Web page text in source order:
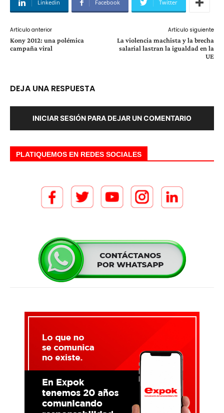
Linkedin Facebook Twitter
Artículo anterior
Kony 2012: una polémica
campaña viral
Artículo siguiente
La violencia machista y la brecha
salarial lastran la igualdad en la
UE
DEJA UNA RESPUESTA
INICIAR SESIÓN PARA DEJAR UN COMENTARIO
PLATIQUEMOS EN REDES SOCIALES